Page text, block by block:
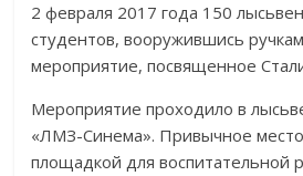
2 февраля 2017 года 150
студентов, вооружившись
мероприятие, посвященное
Мероприятие проходило в
«ЛМЗ-Синема». Привычное место
площадкой для воспитательной